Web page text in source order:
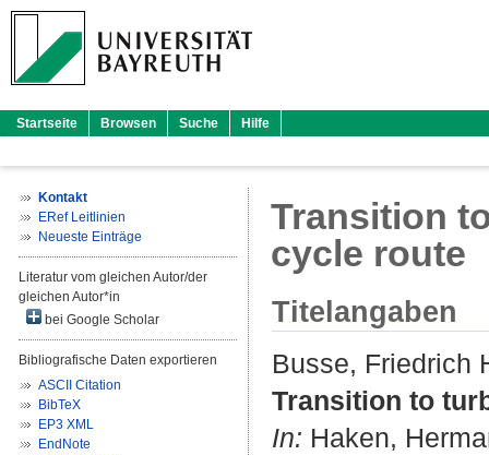
Startseite Browsen Suche Hilfe
Kontakt
ERef Leitlinien
Neueste Einträge
Literatur vom gleichen Autor/der
gleichen Autor*in
bei Google Scholar
Bibliografische Daten exportieren
ASCII Citation
BibTeX
EP3 XML
EndNote
Transition
cycle route
Titelangaben
Busse, Friedrich
Transition to
In: Haken,